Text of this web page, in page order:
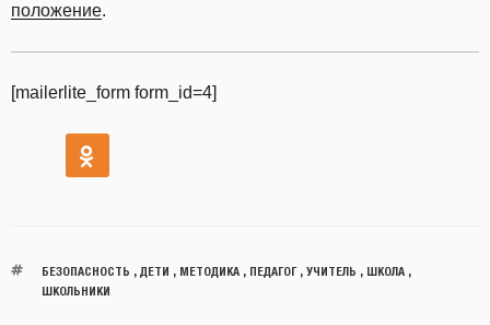
положение.
[mailerlite_form form_id=4]
БЕЗОПАСНОСТЬ , ДЕТИ , МЕТОДИКА, ПЕДАГОГ, УЧИТЕЛЬ , ШКОЛА,
ШКОЛЬНИКИ